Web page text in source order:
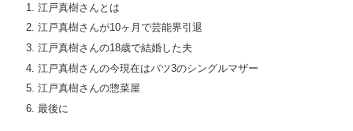
江戸真樹さんとは
江戸真樹さんが10ヶ月で芸能界引退
江戸真樹さんの18歳で結婚した夫
江戸真樹さんの今現在はバツ3のシングルマザー
江戸真樹さんの惣菜屋
最後に